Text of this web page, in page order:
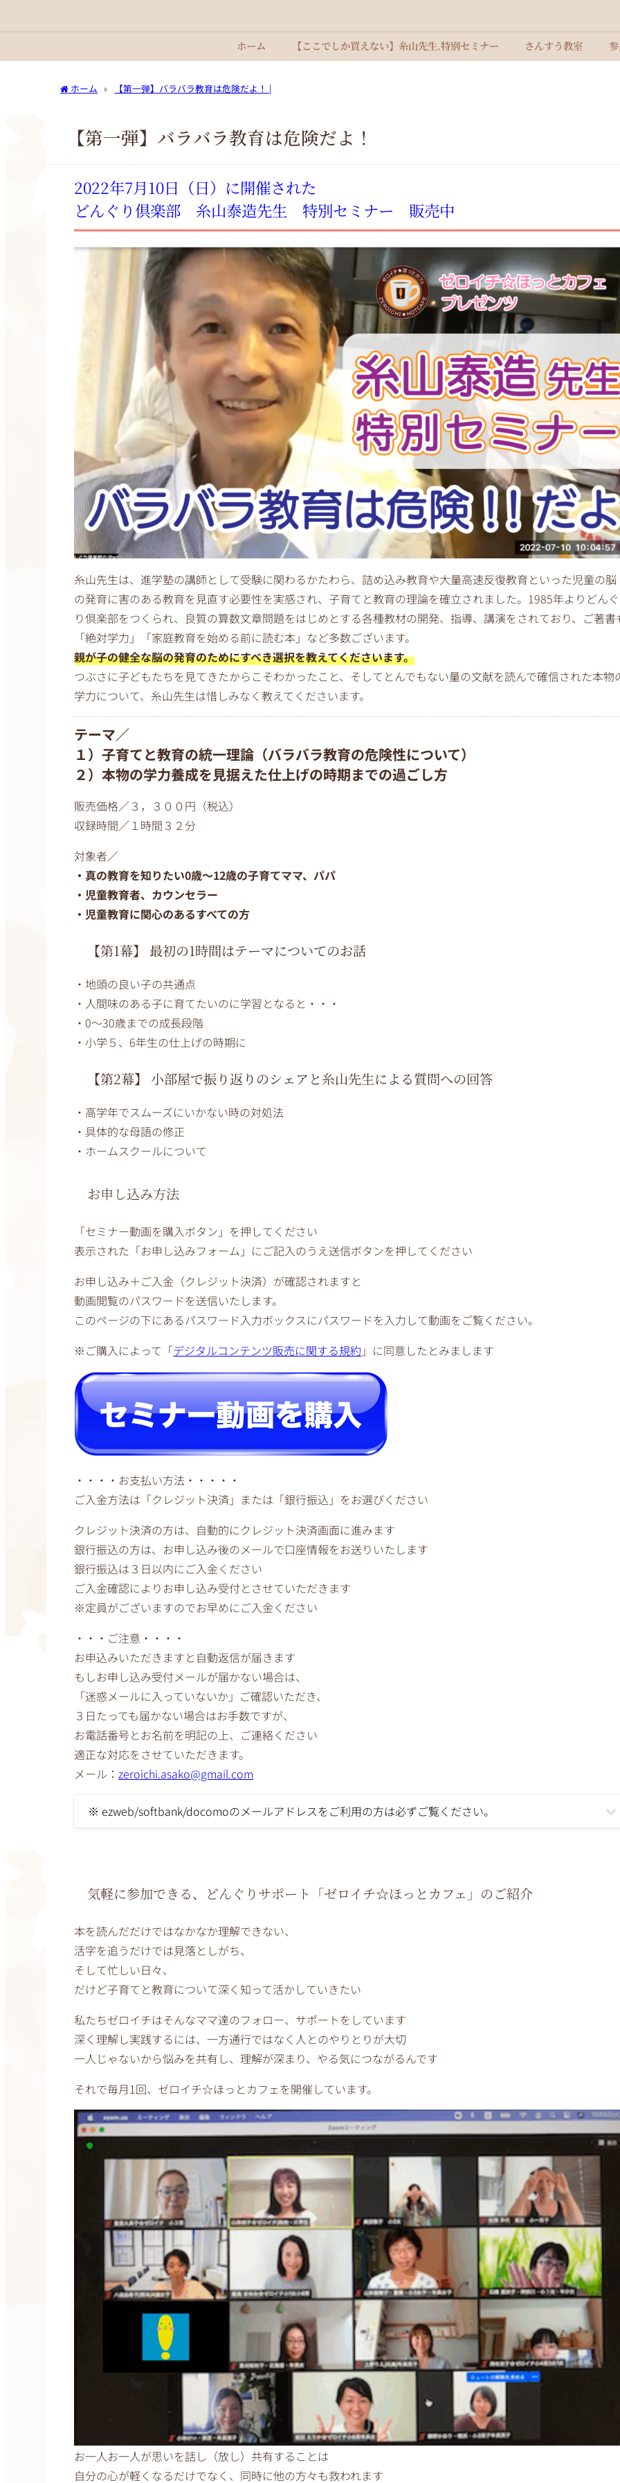
ホーム 【ここでしか買えない】糸山先生.特別セミナー さんすう教室
ホーム 【第一弾】バラバラ教育は危険だよ！ |
【第一弾】バラバラ教育は危険だよ！
2022年7月10日（日）に開催された
どんぐり倶楽部 糸山泰造先生 特別セミナー 販売中
糸山先生は、進学塾の講師として受験に関わるかたわら、詰め込み教育や大量高速反復教育といった児童の脳
の発育に害のある教育を見直す必要性を実感され、子育てと教育の理論を確立されました。1985年よりどんぐ
り倶楽部をつくられ、良質の算数文章問題をはじめとする各種教材の開発、指導、講演をされており、ご著書
「絶対学力」「家庭教育を始める前に読む本」など多数ございます。
親が子の健全な脳の発育のためにすべき選択を教えてくださいます。
つぶさに子どもたちを見てきたからこそわかったこと、そしてとんでもない量の文献を読んで確信された本物
学力について、糸山先生は惜しみなく教えてくださいます。
テーマ／
１）子育てと教育の統一理論（バラバラ教育の危険性について）
２）本物の学力養成を見据えた仕上げの時期までの過ごし方
販売価格／３，３００円（税込）
収録時間／１時間３２分
対象者／
・真の教育を知りたい0歳〜12歳の子育てママ、パパ
・児童教育者、カウンセラー
・児童教育に関心のあるすべての方
【第1幕】 最初の1時間はテーマについてのお話
・地頭の良い子の共通点
・人間味のある子に育てたいのに学習となると・・・
・0〜30歳までの成長段階
・小学５、6年生の仕上げの時期に
【第2幕】 小部屋で振り返りのシェアと糸山先生による質問への回答
・高学年でスムーズにいかない時の対処法
・具体的な母語の修正
・ホームスクールについて
お申し込み方法
「セミナー動画を購入ボタン」を押してください
表示された「お申し込みフォーム」にご記入のうえ送信ボタンを押してください
お申し込み＋ご入金（クレジット決済）が確認されますと
動画閲覧のパスワードを送信いたします。
このページの下にあるパスワード入力ボックスにパスワードを入力して動画をご覧ください。
※ご購入によって「デジタルコンテンツ販売に関する規約 」に同意したとみまします
・・・・お支払い方法・・・・・
ご入金方法は「クレジット決済」または「銀行振込」をお選びください
クレジット決済の方は、自動的にクレジット決済画面に進みます
銀行振込の方は、お申し込み後のメールで口座情報をお送りいたします
銀行振込は３日以内にご入金ください
ご入金確認によりお申し込み受付とさせていただきます
※定員がございますのでお早めにご入金ください
・・・ご注意・・・・
お申込みいただきますと自動返信が届きます
もしお申し込み受付メールが届かない場合は、
「迷惑メールに入っていないか」ご確認いただき、
３日たっても届かない場合はお手数ですが、
お電話番号とお名前を明記の上、ご連絡ください
適正な対応をさせていただきます。
メール：zeroichi.asako@gmail.com
※ ezweb/softbank/docomoのメールアドレスをご利用の方は必ずご覧ください。
気軽に参加できる、どんぐりサポート「ゼロイチ☆ほっとカフェ」のご紹介
本を読んだだけではなかなか理解できない、
活字を追うだけでは見落としがち、
そして忙しい日々、
だけど子育てと教育について深く知って活かしていきたい
私たちゼロイチはそんなママ達のフォロー、サポートをしています
深く理解し実践するには、一方通行ではなく人とのやりとりが大切
一人じゃないから悩みを共有し、理解が深まり、やる気につながるんです
それで毎月1回、ゼロイチ☆ほっとカフェを開催しています。
お一人お一人が思いを話し（放し）共有することは
自分の心が軽くなるだけでなく、同時に他の方々も救われます